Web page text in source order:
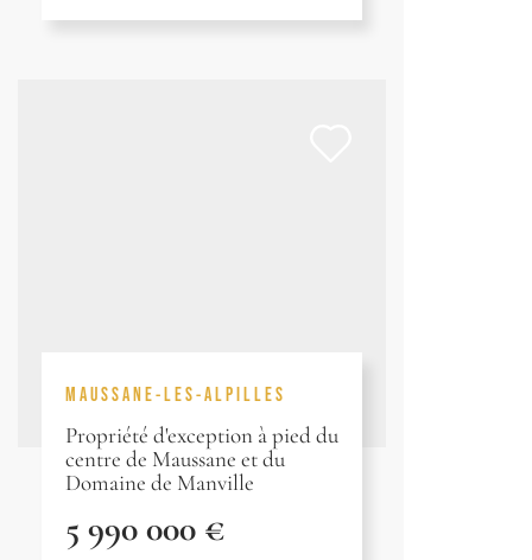
MAUSSANE-LES-ALPILLES
Propriété d'exception à pied du
centre de Maussane et du
Domaine de Manville
5 990 000 €